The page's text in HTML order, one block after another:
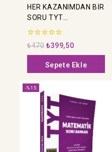
HER KAZANIMDAN BİR
SORU TYT
MATEMATİK
0
5
üzerinden
₺470 ₺399,50
Sepete Ekle
-%15